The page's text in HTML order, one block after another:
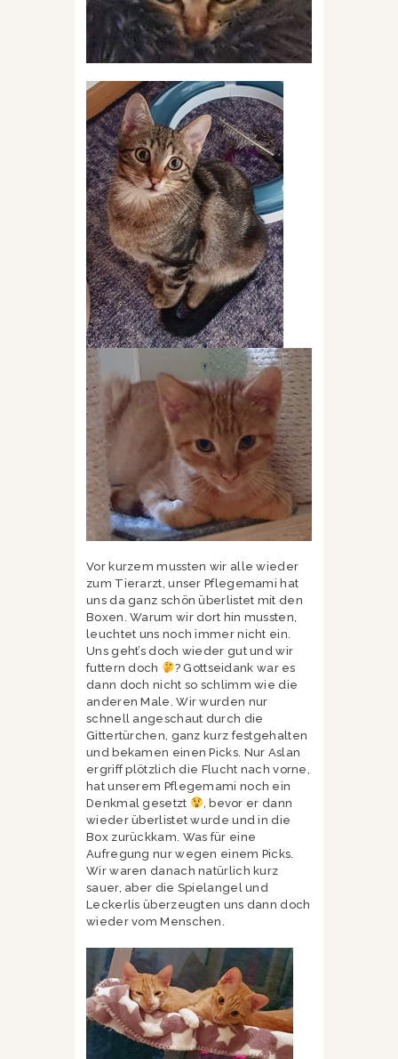
Vor kurzem mussten wir alle wieder
zum Tierarzt, unser Pflegemami hat
uns da ganz schön überlistet mit den
Boxen. Warum wir dort hin mussten,
leuchtet uns noch immer nicht ein.
Uns geht’s doch wieder gut und wir
futtern doch
? Gottseidank war es
dann doch nicht so schlimm wie die
anderen Male. Wir wurden nur
schnell angeschaut durch die
Gittertürchen, ganz kurz festgehalten
und bekamen einen Picks. Nur Aslan
ergriff plötzlich die Flucht nach vorne,
hat unserem Pflegemami noch ein
Denkmal gesetzt
, bevor er dann
wieder überlistet wurde und in die
Box zurückkam. Was für eine
Aufregung nur wegen einem Picks.
Wir waren danach natürlich kurz
sauer, aber die Spielangel und
Leckerlis überzeugten uns dann doch
wieder vom Menschen.